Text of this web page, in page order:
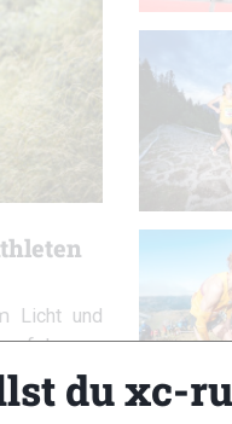
Licht und
von
Ausstieg
die
du xc-